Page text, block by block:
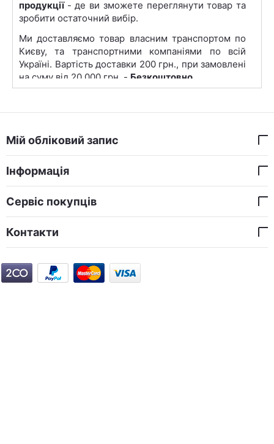
продукції - де ви зможете переглянути товар та
зробити остаточний вибір.
Ми доставляємо товар власним транспортом по
Києву, та транспортними компаніями по всій
Україні. Вартість доставки 200 грн., при замовлені
на суму від 20 000 грн. - Безкоштовно
найбільших містах такиїх як: Київ, Львів, Харків,
Вінниця.
Мій обліковий запис
Інформація
Сервіс покупців
Контакти